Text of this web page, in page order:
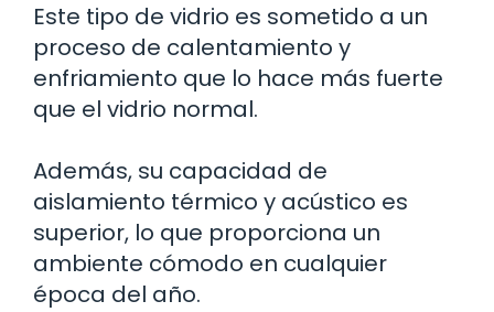
Este tipo de vidrio es sometido a un
proceso de calentamiento y
enfriamiento que lo hace más fuerte
que el vidrio normal.
Además, su capacidad de
aislamiento térmico y acústico es
superior, lo que proporciona un
ambiente cómodo en cualquier
época del año.